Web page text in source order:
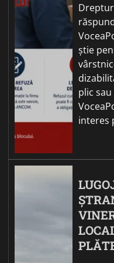
știe
plic
interes